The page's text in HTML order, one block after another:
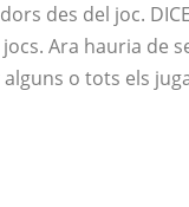
des del joc.
jocs. Ara hauria de
o tots els